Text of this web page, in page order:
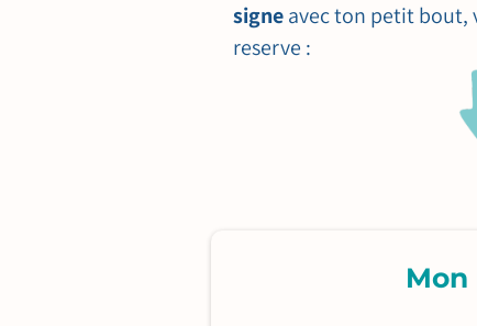
signeavec ton petit bout,
reserve :